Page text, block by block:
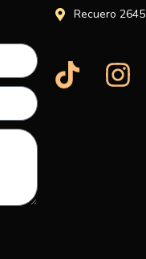
Recuero 2645